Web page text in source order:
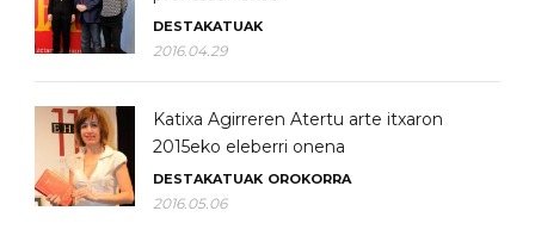
DESTAKATUAK
2016.04.29
Katixa Agirreren Atertu arte itxaron
2015eko eleberri onena
DESTAKATUAK OROKORRA
2016.05.06